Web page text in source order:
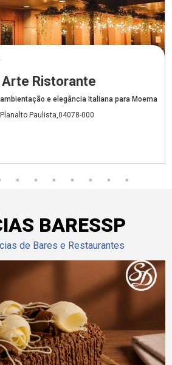
Arte Ristorante
e elegância italiana para Moema
Paulista,04078-000
BARESSP
de Bares e Restaurantes